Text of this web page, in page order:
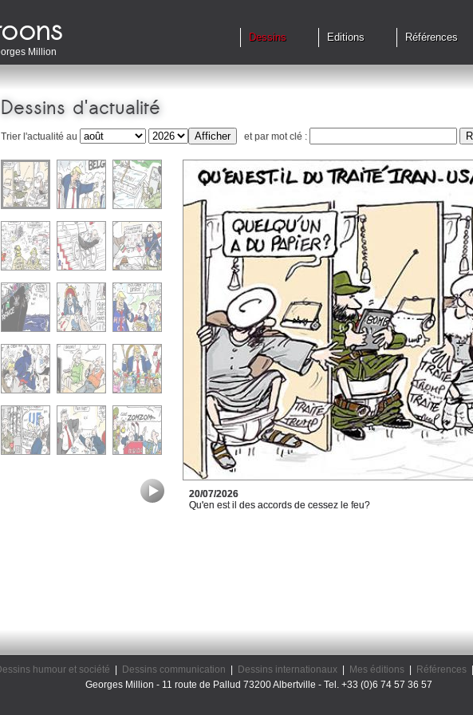
Million
Dessins Editions Références
Dessins d'actualité
Trier l'actualité au et par mot clé :
20/07/2026
Qu'en est il des accords de cessez le feu?
humour et société Dessins communication Dessins internationaux| Mes éditions| Références|
Georges Million - 11 route de Pallud 73200 Albertville - Tel. +33 (0)6 74 57 36 57